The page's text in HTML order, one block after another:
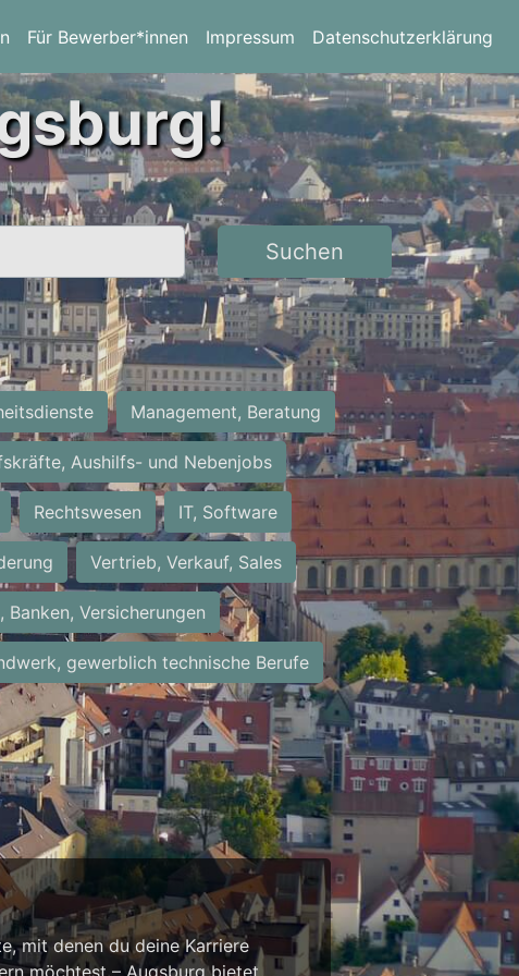
Für Bewerber*innen Impressum Datenschutzerklärung
Suchen
Management, Beratung
Aushilfs- und Nebenjobs
Rechtswesen IT, Software
Vertrieb, Verkauf, Sales
Banken, Versicherungen
gewerblich technische Berufe
mit denen du deine Karriere